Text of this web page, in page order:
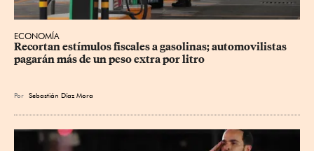
ECONOMÍA
Recortan estímulos fiscales a gasolinas; automovilistas
pagarán más de un peso extra por litro
Por Sebastián Díaz Mora